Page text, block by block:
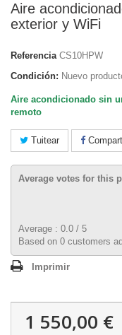
Aire
exterior y WiFi
Referencia CS10HPW
Condición: Nuevo
Aire acondicionado sin
remoto
Tuitear
Average votes for this
Average : 0.0 / 5
Based on 0 customers
Imprimir
1 550,00 €